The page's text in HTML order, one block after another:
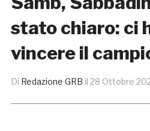
stato chiaro: ci
vincere il
Di Redazione GRB il 28 Ottobre